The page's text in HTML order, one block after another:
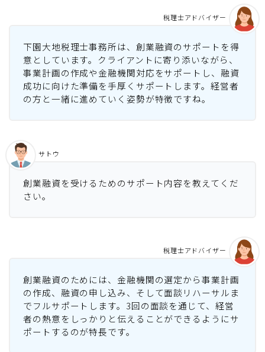
下園大地税理士事務所は、創業融資のサポートを得
意としています。クライアントに寄り添いながら、
事業計画の作成や金融機関対応をサポートし、融資
成功に向けた準備を手厚くサポートします。経営者
の方と一緒に進めていく姿勢が特徴ですね。
税理士アドバイザー
創業融資を受けるためのサポート内容を教えてくだ
さい。
サトウ
創業融資のためには、金融機関の選定から事業計画
の作成、融資の申し込み、そして面談リハーサルま
でフルサポートします。3回の面談を通じて、経営
者の熱意をしっかりと伝えることができるようにサ
ポートするのが特長です。
税理士アドバイザー